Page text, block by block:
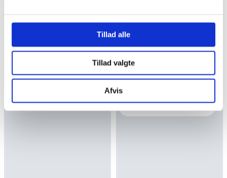
Tillad alle
Tillad valgte
Afvis
Inspireret
Samarbejde: Konglehytta